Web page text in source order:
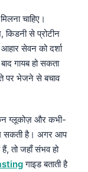
चाहिए।
से प्रोटीन
सेवन को दर्शा
गायब हो सकता
पर भेजने से बचाव
ग्लूकोज़ और कभी-
सकती है। अगर आप
तो जहाँ संभव हो
गाइड बताती है